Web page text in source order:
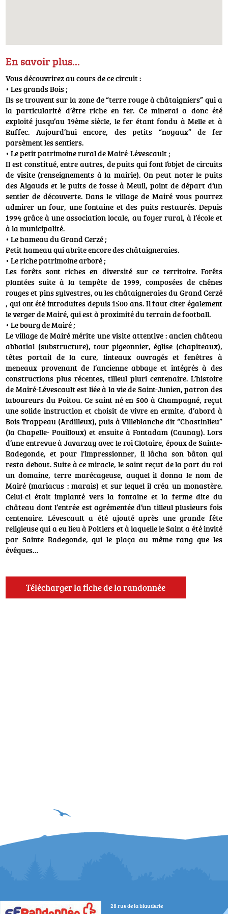
En savoir plus...
Vous découvrirez au cours de ce circuit :
• Les grands Bois ;
Ils se trouvent sur la zone de “terre rouge à châtaigniers” qui a
la particularité d’être riche en fer. Ce minerai a donc été
exploité jusqu’au 19ème siècle, le fer étant fondu à Melle et à
Ruffec. Aujourd’hui encore, des petits “noyaux” de fer
parsèment les sentiers.
• Le petit patrimoine rural de Mairé-Lévescault ;
Il est constitué, entre autres, de puits qui font l’objet de circuits
de visite (renseignements à la mairie). On peut noter le puits
des Aigauds et le puits de fosse à Meuil, point de départ d’un
sentier de découverte. Dans le village de Mairé vous pourrez
admirer un four, une fontaine et des puits restaurés. Depuis
1994 grâce à une association locale, au foyer rural, à l’école et
à la municipalité.
• Le hameau du Grand Cerzé ;
Petit hameau qui abrite encore des châtaigneraies.
• Le riche patrimoine arboré ;
Les forêts sont riches en diversité sur ce territoire. Forêts
plantées suite à la tempête de 1999, composées de chênes
rouges et pins sylvestres, ou les châtaigneraies du Grand Cerzé
, qui ont été introduites depuis 1500 ans. Il faut citer également
le verger de Mairé, qui est à proximité du terrain de football.
• Le bourg de Mairé ;
Le village de Mairé mérite une visite attentive : ancien château
abbatial (substructure), tour pigeonnier, église (chapiteaux),
têtes portail de la cure, linteaux ouvragés et fenêtres à
meneaux provenant de l’ancienne abbaye et intégrés à des
constructions plus récentes, tilleul pluri centenaire. L’histoire
de Mairé-Lévescault est liée à la vie de Saint-Junien, patron des
laboureurs du Poitou. Ce saint né en 500 à Champagné, reçut
une solide instruction et choisit de vivre en ermite, d’abord à
Bois-Trappeau (Ardilleux), puis à Villeblanche dit “Chastinlieu”
(la Chapelle- Pouilloux) et ensuite à Fontadam (Caunay). Lors
d’une entrevue à Javarzay avec le roi Clotaire, époux de Sainte-
Radegonde, et pour l’impressionner, il lâcha son bâton qui
resta debout. Suite à ce miracle, le saint reçut de la part du roi
un domaine, terre marécageuse, auquel il donna le nom de
Mairé (mariacus : marais) et sur lequel il créa un monastère.
Celui-ci était implanté vers la fontaine et la ferme dite du
château dont l’entrée est agrémentée d’un tilleul plusieurs fois
centenaire. Lévescault a été ajouté après une grande fête
religieuse qui a eu lieu à Poitiers et à laquelle le Saint a été invité
par Sainte Radegonde, qui le plaça au même rang que les
évêques…
Télécharger la fiche de la randonnée
28 rue de la blauderie